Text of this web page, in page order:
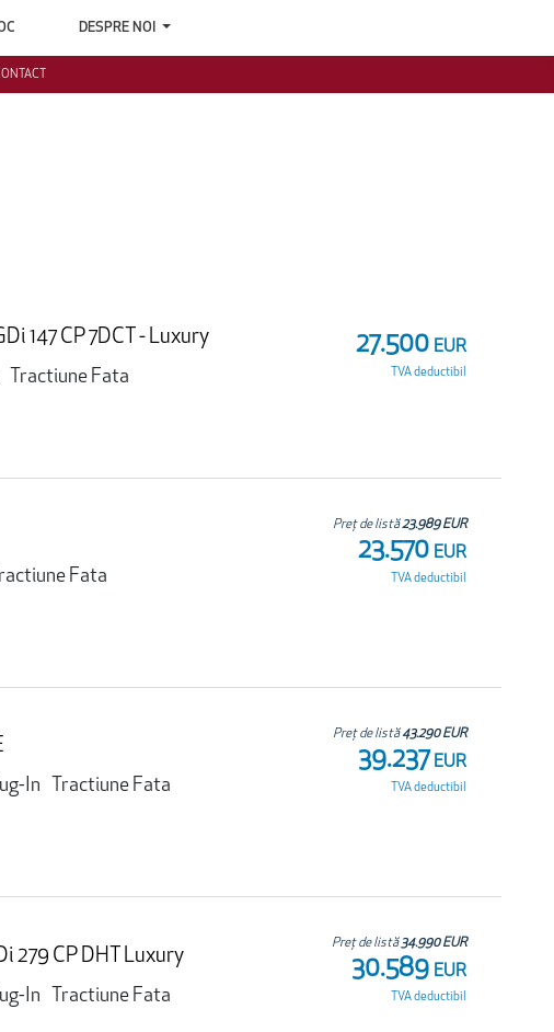
DESPRE NOI
147 CP 7DCT - Luxury
Tractiune Fata
27.500 EUR
TVA deductibil
Fata
Preț de listă23.989 EUR
23.570 EUR
TVA deductibil
In Tractiune Fata
Preț de listă43.290 EUR
39.237 EUR
TVA deductibil
279 CP DHT Luxury
In Tractiune Fata
Preț de listă 34.990 EUR
30.589 EUR
TVA deductibil